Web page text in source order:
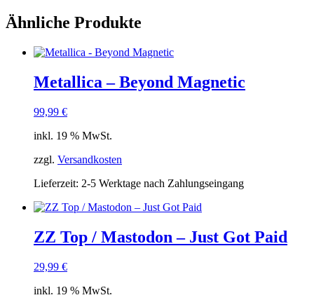
Ähnliche Produkte
Metallica – Beyond Magnetic
99,99 €
inkl. 19 % MwSt.
zzgl. Versandkosten
Lieferzeit: 2-5 Werktage nach Zahlungseingang
ZZ Top / Mastodon – Just Got Paid
29,99 €
inkl. 19 % MwSt.